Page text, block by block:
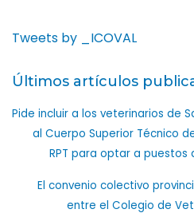
Tweets by _ICOVAL
Últimos artículos
Pide incluir a los veterinarios de
al Cuerpo Superior Técnico
RPT para optar a puestos
El convenio colectivo
entre el Colegio de